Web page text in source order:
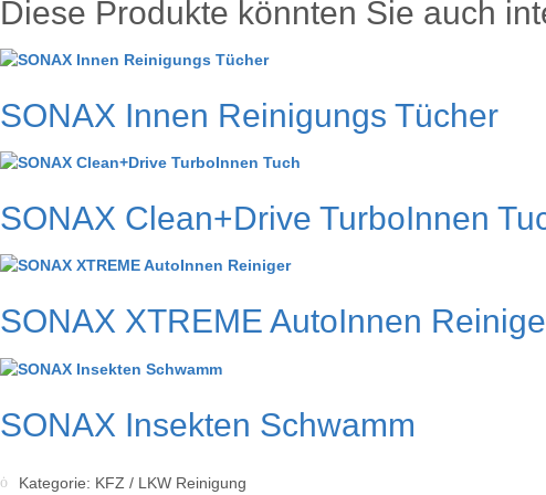
Diese Produkte könnten Sie auch
SONAX Innen Reinigungs Tücher
SONAX Clean+Drive TurboInnen
SONAX XTREME AutoInnen
SONAX Insekten Schwamm
Kategorie: KFZ / LKW Reinigung